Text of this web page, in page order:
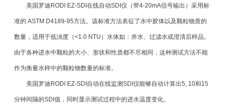
美国罗迪RODI EZ-SDI在线自动SDI仪（带4-20mA信号输出）采用标
准的 ASTM D4189-95方法。该标准方法表征了水中胶体以及颗粒物质的
数量，适用于低浊度（<1.0 NTU）水体如：井水、过滤水或澄清后样品。
由于各种进水中颗粒的大小、形状和性质都不尽相同，这种测试方法不能
作为衡量水样中的颗粒物数量的标准。
美国罗迪RODI EZ-SDI自动在线监测SDI仪能够自动计算出5, 10和15
分钟间隔的SDI值，同时显示测试过程中的进水温度变化。